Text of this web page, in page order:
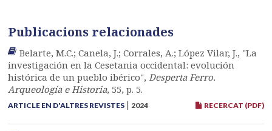
Publicacions relacionades
Belarte, M.C.; Canela, J.; Corrales, A.; López Vilar, J., "La
investigación en la Cesetania occidental: evolución
histórica de un pueblo ibérico",Desperta Ferro.
Arqueología e Historia, 55, p. 5.
RECERCAT (PDF)
ARTICLE EN D'ALTRES REVISTES | 2024